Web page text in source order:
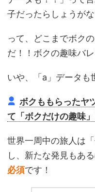
子だったらしょうが
って、どこまでボク
だ！！ボクの趣味バレ
いや、「a」データ
ボクももらったヤ
て「ボクだけの趣味
世界一周中の旅人は
し、新たな発見もある
必須です！